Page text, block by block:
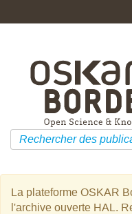
La plateforme OSKAR
l'archive ouverte HAL.